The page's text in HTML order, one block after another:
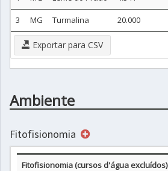
3 MG Turmalina 20.000
Exportar para CSV
Ambiente
Fitofisionomia
Fitofisionomia (cursos d'água excluídos)